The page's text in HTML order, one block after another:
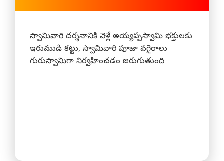
స్వామివారి దర్శనానికి వెళ్లే అయ్యప్పస్వామి భక్తులకు
ఇరుముడి కట్టు, స్వామివారి పూజా వగైరాలు
గురుస్వామిగా నిర్వహించడం జరుగుతుంది